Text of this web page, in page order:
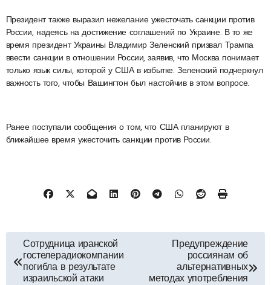
Президент также выразил нежелание ужесточать санкции против
России, надеясь на достижение соглашений по Украине. В то же
время президент Украины Владимир Зеленский призвал Трампа
ввести санкции в отношении России, заявив, что Москва понимает
только язык силы, которой у США в избытке. Зеленский подчеркнул
важность того, чтобы Вашингтон был настойчив в этом вопросе.
Ранее поступали сообщения о том, что США планируют в
ближайшее время ужесточить санкции против России.
Навигация
по
Сотрудница иранской
гостелерадиокомпании
погибла в результате
израильской атаки
Предупреждение
россиянам об
альтернативных
методах употребления